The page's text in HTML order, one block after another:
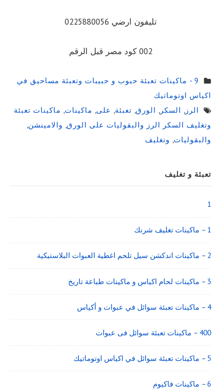
تليفون ارضي 0225880056
002 كود مصر قبل الرقم
9 - ماكينات تعبئة حبوب و حبيبات وتعبئة مساحيق في
اكياس اوتوماتيك
الرز , السكر , الورق, تعبئة, على, ماكينات, ماكينات تعبئة
وتغليف السكر الرز والبقوليات على الورق, والامينشن,
والبقوليات, وتغليف
Sidebar
Widget
Area
تعبئة و تغليف
1
1 – ماكينات تغليف شرنك
2 – ماكينات اندكشن سيل تلحم اغطية العبوات البلاستيكية
3 – ماكينات لحام اكياس و ماكينات طباعة تاريخ
4 – ماكينات تعبئة سوائل في عبوات و أكياس
400 – ماكينات تعبئة سوائل فى عبوات
5 – ماكينات تعبئة سوائل في اكياس اوتوماتيك
6 – ماكينات فاكيوم